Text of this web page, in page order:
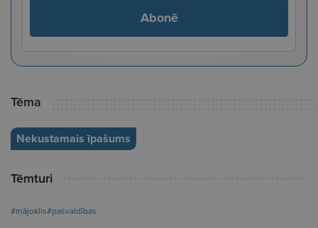
Abonē
Tēma
Nekustamais īpašums
Tēmturi
#mājoklis#pašvaldības